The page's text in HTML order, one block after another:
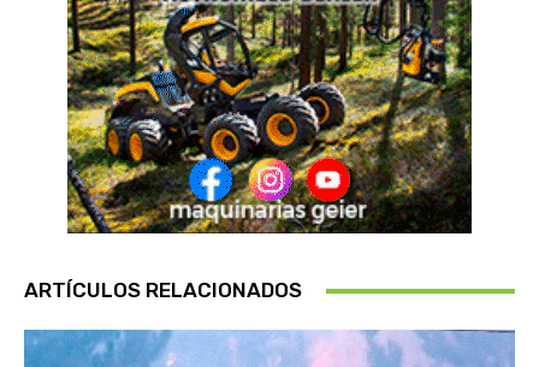
ARTÍCULOS RELACIONADOS